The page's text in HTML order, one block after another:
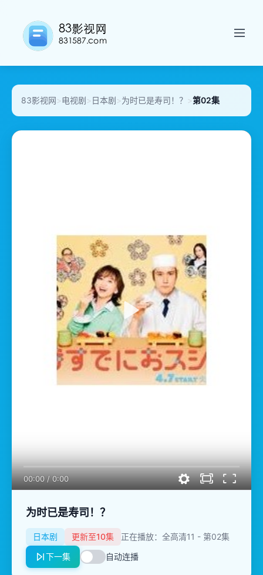
83影视网>电视剧> 日本剧>为时已是寿司！？ >第02集
00:00/0:00
为时已是寿司！？
日本剧 更新至10集
正在播放：全高清11 - 第02集
下一集
自动连播